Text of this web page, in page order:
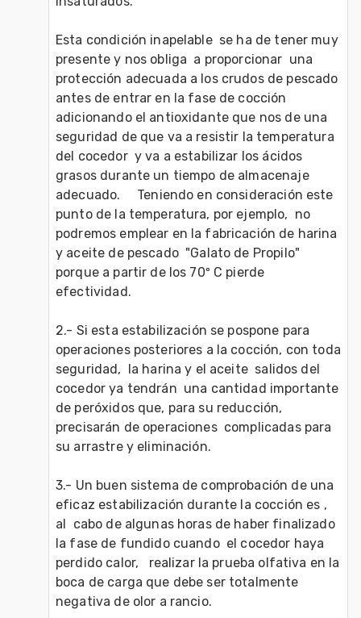
Esta condición inapelable  se ha de tener muy
presente y nos obliga  a proporcionar  una
protección adecuada a los crudos de pescado
antes de entrar en la fase de cocción
adicionando el antioxidante que nos de una
seguridad de que va a resistir la temperatura
del cocedor  y va a estabilizar los ácidos
grasos durante un tiempo de almacenaje
adecuado.     Teniendo en consideración este
punto de la temperatura, por ejemplo,  no
podremos emplear en la fabricación de harina
y aceite de pescado  "Galato de Propilo"
porque a partir de los 70º C pierde
efectividad.
2.- Si esta estabilización se pospone para
operaciones posteriores a la cocción, con toda
seguridad,  la harina y el aceite  salidos del
cocedor ya tendrán  una cantidad importante
de peróxidos que, para su reducción,
precisarán de operaciones  complicadas para
su arrastre y eliminación.
3.- Un buen sistema de comprobación de una
eficaz estabilización durante la cocción es ,
al  cabo de algunas horas de haber finalizado
la fase de fundido cuando  el cocedor haya
perdido calor,   realizar la prueba olfativa en la
boca de carga que debe ser totalmente
negativa de olor a rancio.